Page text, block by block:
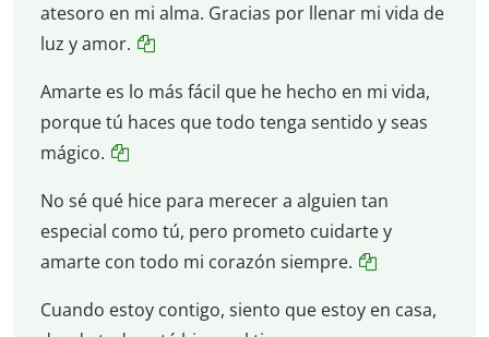
atesoro en mi alma. Gracias por llenar mi vida de
luz y amor.
Amarte es lo más fácil que he hecho en mi vida,
porque tú haces que todo tenga sentido y seas
mágico.
No sé qué hice para merecer a alguien tan
especial como tú, pero prometo cuidarte y
amarte con todo mi corazón siempre.
Cuando estoy contigo, siento que estoy en casa,